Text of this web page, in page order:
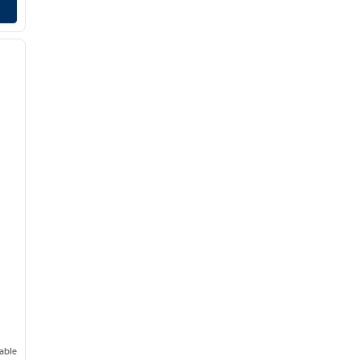
12
siguiente imagen